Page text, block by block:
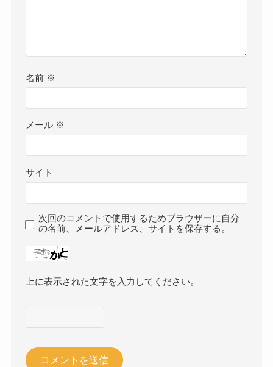
名前 ※
メール ※
サイト
次回のコメントで使用するためブラウザーに自分
の名前、メールアドレス、サイトを保存する。
上に表示された文字を入力してください。